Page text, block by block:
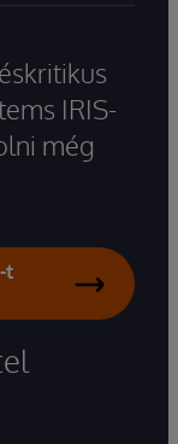
IRIS-
még
t